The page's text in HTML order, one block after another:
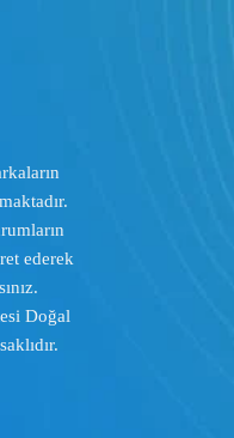
ederek
Doğal